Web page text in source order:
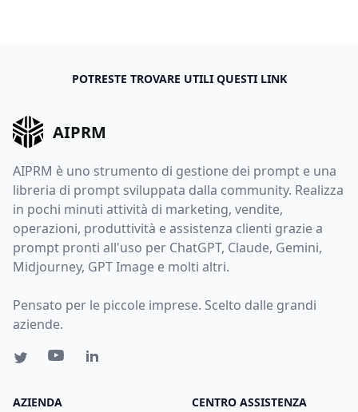
POTRESTE TROVARE UTILI QUESTI LINK
AIPRM
AIPRM è uno strumento di gestione dei prompt e una
libreria di prompt sviluppata dalla community. Realizza
in pochi minuti attività di marketing, vendite,
operazioni, produttività e assistenza clienti grazie a
prompt pronti all'uso per ChatGPT, Claude, Gemini,
Midjourney, GPT Image e molti altri.
Pensato per le piccole imprese. Scelto dalle grandi
aziende.
AZIENDA CENTRO ASSISTENZA